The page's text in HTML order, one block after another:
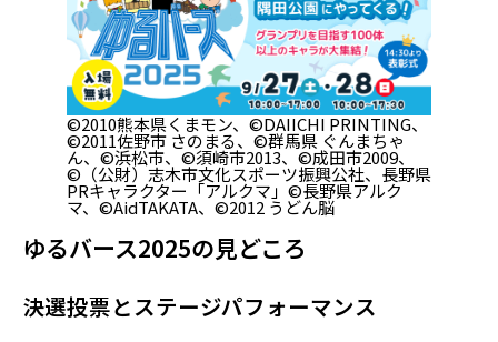
©2010熊本県くまモン、©DAIICHI PRINTING、
©2011佐野市 さのまる、©群馬県 ぐんまちゃ
ん、©浜松市、©須崎市2013、©成田市2009、
©（公財）志木市文化スポーツ振興公社、長野県
PRキャラクター「アルクマ」©長野県アルク
マ、©AidTAKATA、©2012 うどん脳
ゆるバース2025の見どころ
決選投票とステージパフォーマンス